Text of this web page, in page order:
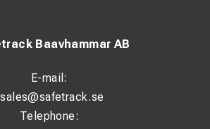
Baavhammar AB
E-mail:
sales@safetrack.se
Telephone: